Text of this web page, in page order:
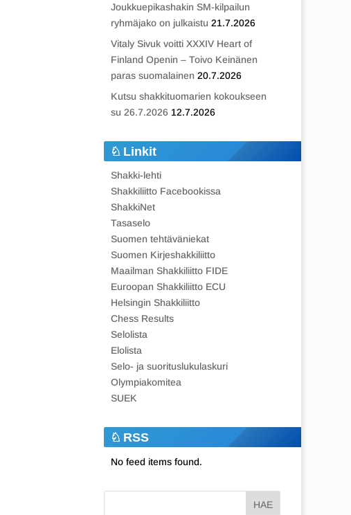
Joukkuepikashakin SM-kilpailun
ryhmäjako on julkaistu 21.7.2026
Vitaly Sivuk voitti XXXIV Heart of
Finland Openin – Toivo Keinänen
paras suomalainen 20.7.2026
Kutsu shakkituomarien kokoukseen
su 26.7.2026 12.7.2026
Linkit
Shakki-lehti
Shakkiliitto Facebookissa
ShakkiNet
Tasaselo
Suomen tehtäväniekat
Suomen Kirjeshakkiliitto
Maailman Shakkiliitto FIDE
Euroopan Shakkiliitto ECU
Helsingin Shakkiliitto
Chess Results
Selolista
Elolista
Selo- ja suorituslukulaskuri
Olympiakomitea
SUEK
RSS
No feed items found.